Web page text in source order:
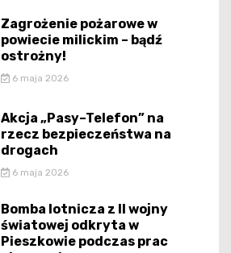
Zagrożenie pożarowe w
powiecie milickim – bądź
ostrożny!
6 maja 2026
Akcja „Pasy–Telefon” na
rzecz bezpieczeństwa na
drogach
6 maja 2026
Bomba lotnicza z II wojny
światowej odkryta w
Pieszkowie podczas prac